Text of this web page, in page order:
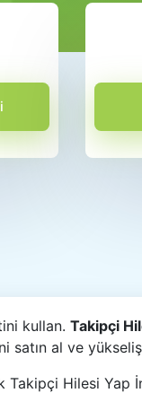
kullan. Takipçi
satın al ve
Hilesi Yap